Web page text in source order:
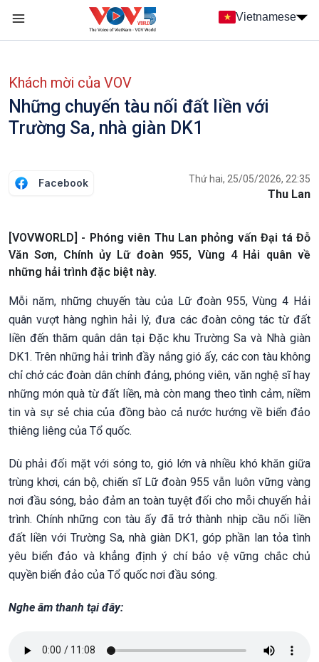
Nhảy đến nội dung
Vietnamese
Khách mời của VOV
Những chuyến tàu nối đất liền với
Trường Sa, nhà giàn DK1
Facebook Thứ hai, 25/05/2026, 22:35
Thu Lan
[VOVWORLD] - Phóng viên Thu Lan phỏng vấn Đại tá Đỗ
Văn Sơn, Chính ủy Lữ đoàn 955, Vùng 4 Hải quân về
những hải trình đặc biệt này.
Mỗi năm, những chuyến tàu của Lữ đoàn 955, Vùng 4 Hải
quân vượt hàng nghìn hải lý, đưa các đoàn công tác từ đất
liền đến thăm quân dân tại Đặc khu Trường Sa và Nhà giàn
DK1. Trên những hải trình đầy nắng gió ấy, các con tàu không
chỉ chở các đoàn dân chính đảng, phóng viên, văn nghệ sĩ hay
những món quà từ đất liền, mà còn mang theo tình cảm, niềm
tin và sự sẻ chia của đồng bào cả nước hướng về biển đảo
thiêng liêng của Tổ quốc.
Dù phải đối mặt với sóng to, gió lớn và nhiều khó khăn giữa
trùng khơi, cán bộ, chiến sĩ Lữ đoàn 955 vẫn luôn vững vàng
nơi đầu sóng, bảo đảm an toàn tuyệt đối cho mỗi chuyến hải
trình. Chính những con tàu ấy đã trở thành nhịp cầu nối liền
đất liền với Trường Sa, nhà giàn DK1, góp phần lan tỏa tình
yêu biển đảo và khẳng định ý chí bảo vệ vững chắc chủ
quyền biển đảo của Tổ quốc nơi đầu sóng.
Nghe âm thanh tại đây: